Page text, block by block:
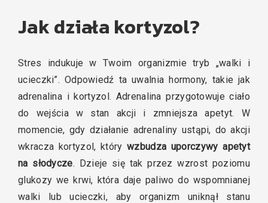
Jak działa kortyzol?
Stres indukuje w Twoim organizmie tryb „walki i
ucieczki”. Odpowiedź ta uwalnia hormony, takie jak
adrenalina i kortyzol. Adrenalina przygotowuje ciało
do wejścia w stan akcji i zmniejsza apetyt. W
momencie, gdy działanie adrenaliny ustąpi, do akcji
wkracza kortyzol, którywzbudza uporczywy apetyt
na słodycze. Dzieje się tak przez wzrost poziomu
glukozy we krwi, która daje paliwo do wspomnianej
walki lub ucieczki, aby organizm uniknął stanu